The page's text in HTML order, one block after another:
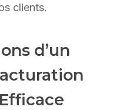
clients.
d’un